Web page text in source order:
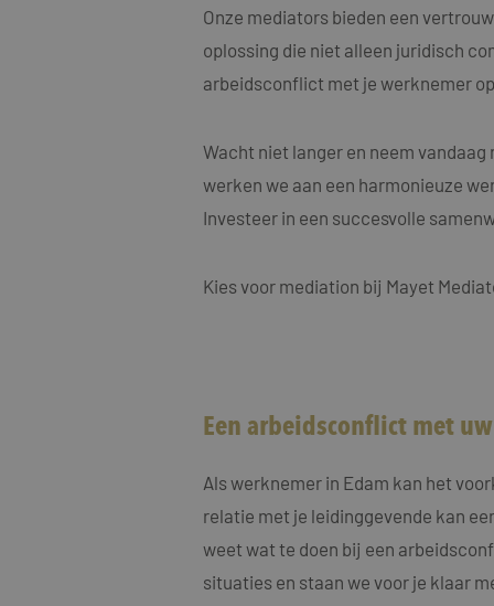
Onze mediators bieden een
oplossing die niet alleen juridisch
arbeidsconflict met je werknemer
Wacht niet langer en neem
werken we aan een harmonieuze
Investeer in een succesvolle
Kies voor mediation bij Mayet
Een arbeidsconflict met
Als werknemer in Edam kan het
relatie met je leidinggevende kan
weet wat te doen bij een
situaties en staan we voor je klaar
SM
_fbp
Inc.
_gcl_au
test_cookie